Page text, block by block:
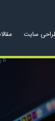
سایت